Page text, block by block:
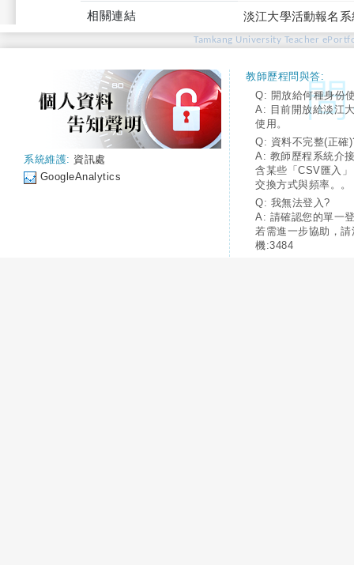
相關連結 淡江大學活動報名
Tamkang University Teacher
系統維護: 資訊處
GoogleAnalytics
教師歷程問與答:
Q: 開放給何種身份
A: 目前開放給淡江
使用。
Q: 資料不完整(正確
A: 教師歷程系統介
含某些「CSV匯入
交換方式與頻率。。
Q: 我無法登入?
A: 請確認您的單一
若需進一步協助，
機:3484